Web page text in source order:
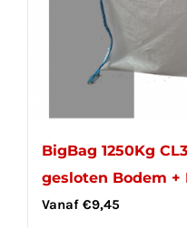
BigBag 1250Kg
gesloten Bodem +
Vanaf €9,45